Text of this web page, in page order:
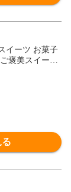
イーツ お菓子
褒美スイーツ